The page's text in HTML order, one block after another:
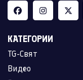
КАТЕГОРИИ
TG-Свят
Видео